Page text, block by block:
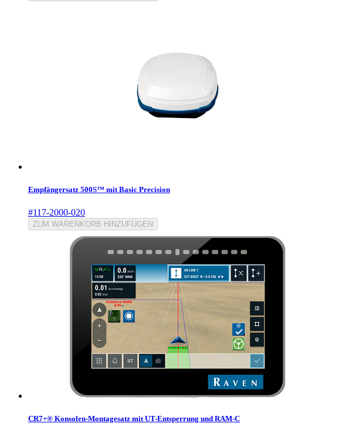
Empfängersatz 500S™ mit Basic Precision
#117-2000-020
ZUM WARENKORB HINZUFÜGEN
CR7+® Konsolen-Montagesatz mit UT-Entsperrung und RAM-C